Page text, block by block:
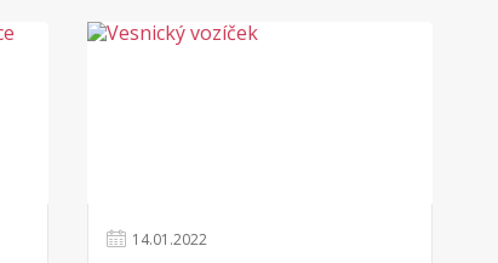
14.01 .2022